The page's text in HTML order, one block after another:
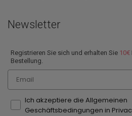
Newsletter
Registrieren Sie sich und erhalten Sie 10€
Bestellung.
Email
Ich akzeptiere die Allgemeinen
Geschäftsbedingungen in